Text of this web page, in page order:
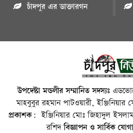
চাঁদপুর এর ডাক্তারগন
উপদেষ্টা মন্ডলীর সম্মানিত সদস্যঃ
মাহবুবুর রহমান পাটওয়ারী,
প্রকাশক: ইঞ্জিনিয়ার মোঃ জিহাদুল
রশিদবিজ্ঞাপন ও সার্বিক